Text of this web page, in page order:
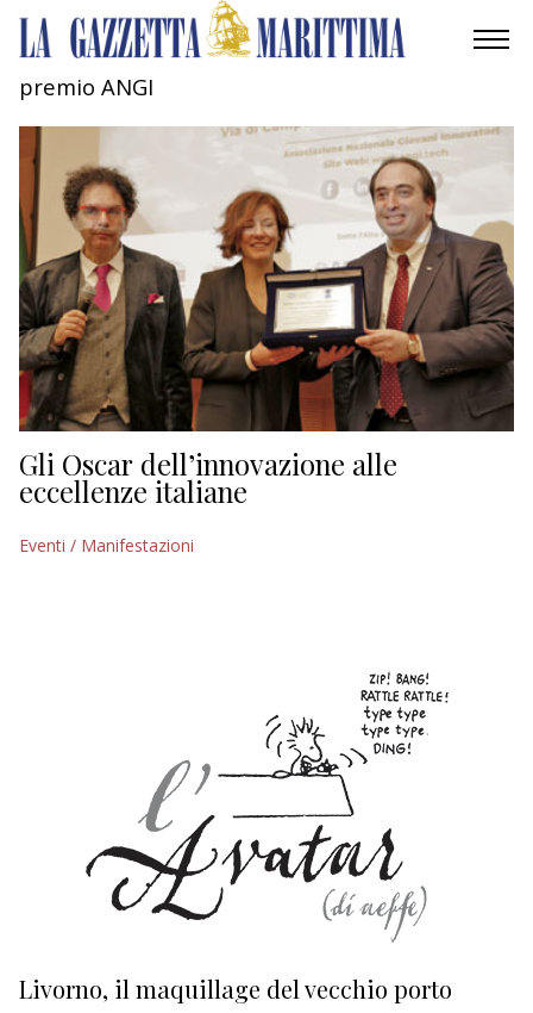
AMBIENTE
MOBILITÀ
INDUSTRIA
RICERCA
ECONOMIA
TURISMO
CULTURA
premio ANGI
Gli Oscar dell’innovazione alle
eccellenze italiane
Eventi / Manifestazioni
Livorno, il maquillage del vecchio porto